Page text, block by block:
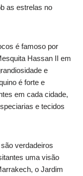
as estrelas no
é famoso por
Hassan II em
e
é forte e
em cada cidade,
e tecidos
verdadeiros
uma visão
o Jardim